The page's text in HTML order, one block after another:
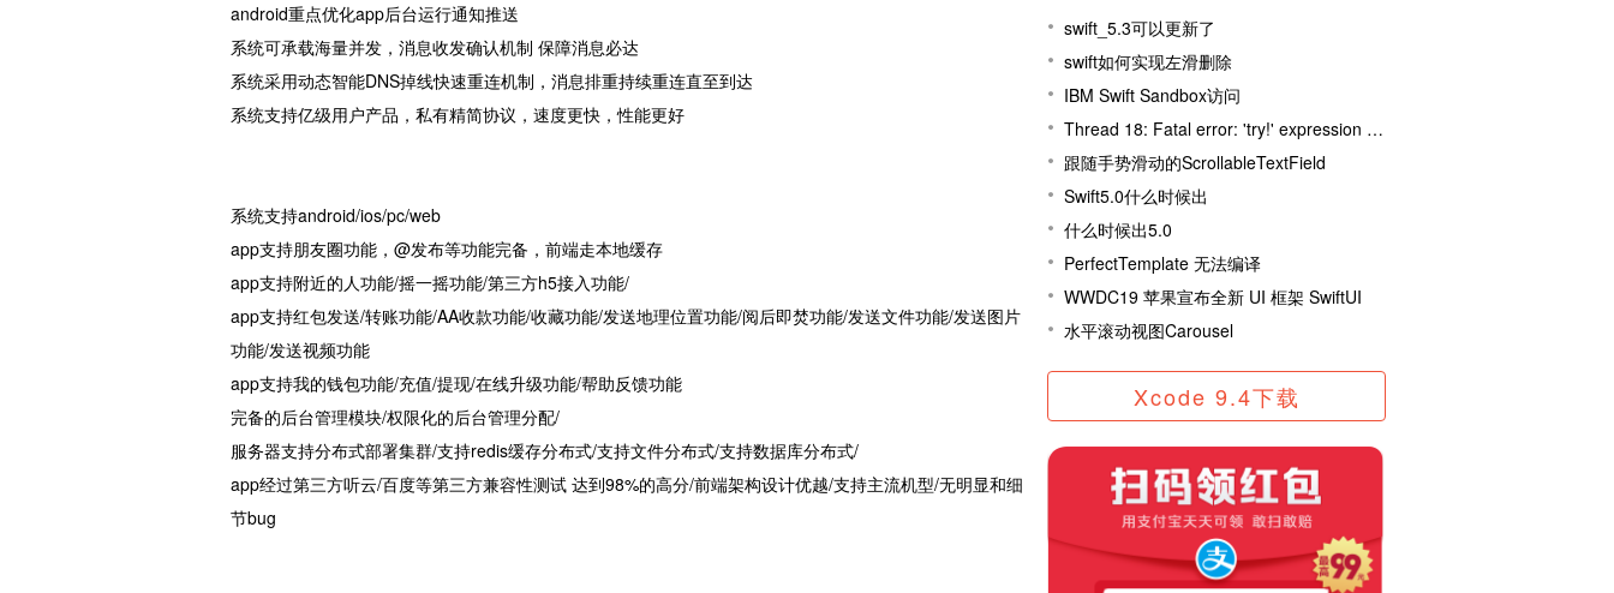
android重点优化app后台运行通知推送
系统可承载海量并发，消息收发确认机制 保障消息必达
系统采用动态智能DNS掉线快速重连机制，消息排重持续重连直至到达
系统支持亿级用户产品，私有精简协议，速度更快，性能更好
系统支持android/ios/pc/web
app支持朋友圈功能，@发布等功能完备，前端走本地缓存
app支持附近的人功能/摇一摇功能/第三方h5接入功能/
app支持红包发送/转账功能/AA收款功能/收藏功能/发送地理位置功能/阅后即焚功能/发送文件功能/发送图片
功能/发送视频功能
app支持我的钱包功能/充值/提现/在线升级功能/帮助反馈功能
完备的后台管理模块/权限化的后台管理分配/
服务器支持分布式部署集群/支持redis缓存分布式/支持文件分布式/支持数据库分布式/
app经过第三方听云/百度等第三方兼容性测试 达到98%的高分/前端架构设计优越/支持主流机型/无明显和细
节bug
swift_5.3可以更新了
swift如何实现左滑删除
IBM Swift Sandbox访问
Thread 18: Fatal error: 'try!' expression unexpectedly raised an error: Error
跟随手势滑动的ScrollableTextField
Swift5.0什么时候出
什么时候出5.0
PerfectTemplate 无法编译
WWDC19 苹果宣布全新 UI 框架 SwiftUI
水平滚动视图Carousel
Xcode 9.4下载